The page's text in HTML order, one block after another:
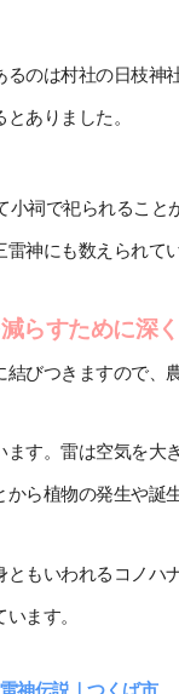
のは村社の日枝
ありました。
小祠で祀られること
神にも数えられてい
らすために深
びつきますので、
す。雷は空気を大
ら植物の発生や誕
もいわれるコノハ
ます。